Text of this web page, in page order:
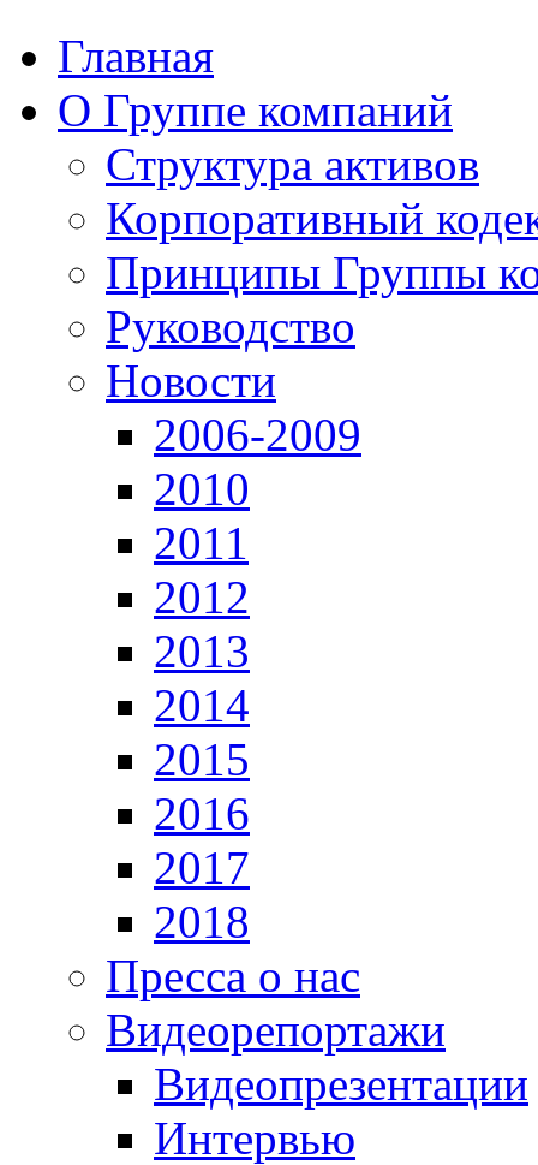
Главная
О Группе компаний
Структура активов
Корпоративный
Принципы Группы
Руководство
Новости
2006-2009
2010
2011
2012
2013
2014
2015
2016
2017
2018
Пресса о нас
Видеорепортажи
Видеопрезентации
Интервью